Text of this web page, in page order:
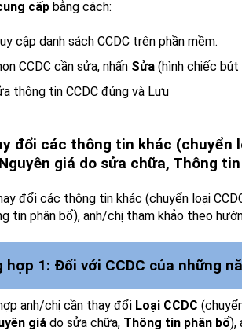
cấp bằng cách:
cập danh sách CCDC trên phần mềm.
CCDC cần sửa, nhấn Sửa (hình chiếc bút
thông tin CCDC đúng và Lưu
đổi các thông tin khác (chuyển
giá do sửa chữa, Thông
đổi các thông tin khác (chuyển loại
tin phân bổ), anh/chị tham khảo theo
hợp 1: Đối với CCDC của những
anh/chị cần thay đổi Loại CCDC
giá do sửa chữa, Thông tin phân bổ),